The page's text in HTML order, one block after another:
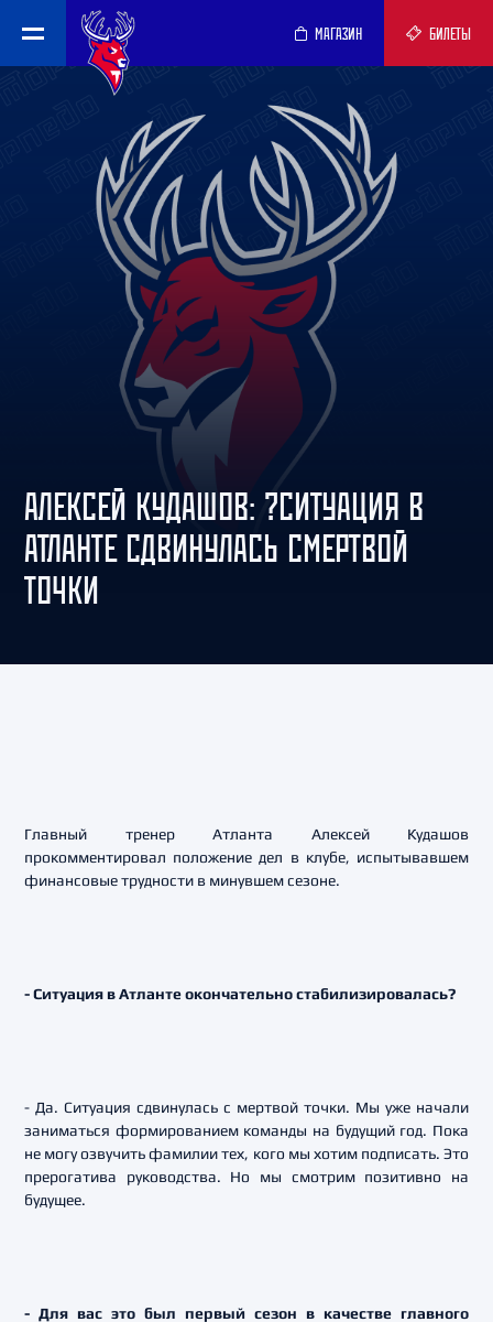
МАГАЗИН БИЛЕТЫ
АЛЕКСЕЙ КУДАШОВ: ?СИТУАЦИЯ В
АТЛАНТЕ СДВИНУЛАСЬ СМЕРТВОЙ
ТОЧКИ
Главный тренер Атланта Алексей Кудашов
прокомментировал положение дел в клубе, испытывавшем
финансовые трудности в минувшем сезоне.
- Ситуация в Атланте окончательно стабилизировалась?
- Да. Ситуация сдвинулась с мертвой точки. Мы уже начали
заниматься формированием команды на будущий год. Пока
не могу озвучить фамилии тех, кого мы хотим подписать. Это
прерогатива руководства. Но мы смотрим позитивно на
будущее.
- Для вас это был первый сезон в качестве главного